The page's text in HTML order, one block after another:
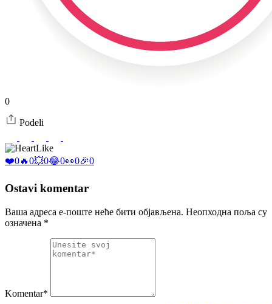
0
Podeli
Like
❤️0🔥0💥0😂0👀0🎉0
Ostavi komentar
Ваша адреса е-поште неће бити објављена. Неопходна поља су
означена *
Komentar*